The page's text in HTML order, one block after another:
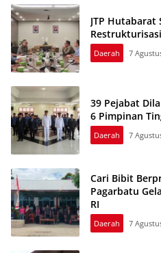
JTP Hutabarat
Daerah 7
39 Pejabat
6 Pimpinan
Daerah 7
Cari Bibit
Pagarbatu
RI
Daerah 7